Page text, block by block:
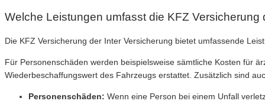
Welche Leistungen umfasst die KFZ Versicherung
Die KFZ Versicherung der Inter Versicherung bietet umfassende
Für Personenschäden werden beispielsweise sämtliche Kosten für
Wiederbeschaffungswert des Fahrzeugs erstattet. Zusätzlich sind
Personenschäden: Wenn eine Person bei einem Unfall